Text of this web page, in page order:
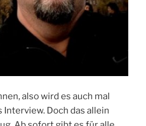
also wird es auch mal
Doch das allein